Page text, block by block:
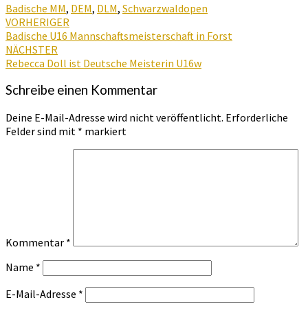
Badische MM, DEM, DLM, Schwarzwaldopen
Beitragsnavigation
VORHERIGER
Badische U16 Mannschaftsmeisterschaft in Forst
NÄCHSTER
Rebecca Doll ist Deutsche Meisterin U16w
Schreibe einen Kommentar
Deine E-Mail-Adresse wird nicht veröffentlicht. Erforderliche
Felder sind mit * markiert
Kommentar *
Name *
E-Mail-Adresse *